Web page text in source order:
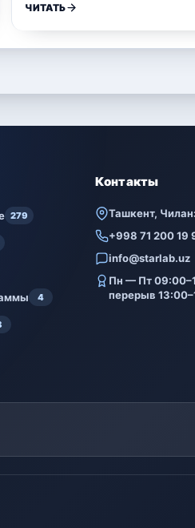
ЧИТАТЬ
279
4
Контакты
Ташкент,
+998 71 200 19
info@starlab.uz
Пн — Пт
перерыв